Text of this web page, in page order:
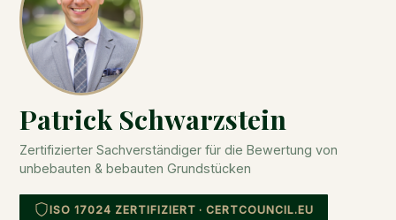
Patrick Schwarzstein
Zertifizierter Sachverständiger für die Bewertung von
unbebauten & bebauten Grundstücken
ISO 17024 ZERTIFIZIERT · CERTCOUNCIL.EU